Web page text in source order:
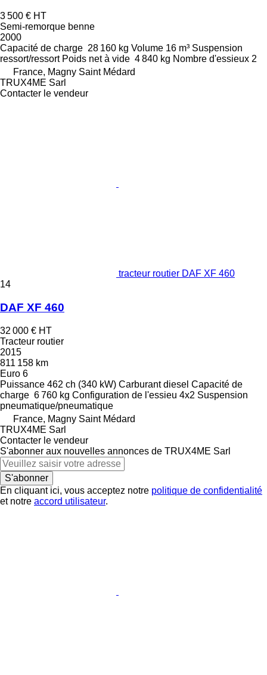
3 500 € HT
Semi-remorque benne
2000
Capacité de charge 28 160 kg Volume 16 m³ Suspension
ressort/ressort Poids net à vide 4 840 kg Nombre d'essieux 2
France, Magny Saint Médard
TRUX4ME Sarl
Contacter le vendeur
tracteur routier DAF XF 460
14
DAF XF 460
32 000 € HT
Tracteur routier
2015
811 158 km
Euro 6
Puissance 462 ch (340 kW) Carburant diesel Capacité de
charge 6 760 kg Configuration de l'essieu 4x2 Suspension
pneumatique/pneumatique
France, Magny Saint Médard
TRUX4ME Sarl
Contacter le vendeur
S'abonner aux nouvelles annonces de TRUX4ME Sarl
S'abonner
En cliquant ici, vous acceptez notre politique de confidentialité
et notre accord utilisateur.